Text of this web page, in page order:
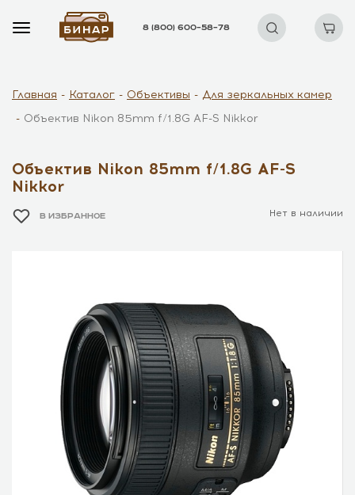
8 (800) 600–58–78
Главная Каталог Объективы
Для зеркальных камер
Объектив Nikon 85mm f/1.8G AF-S Nikkor
Объектив Nikon 85mm f/1.8G AF-S
Nikkor
В ИЗБРАННОЕ Нет в наличии